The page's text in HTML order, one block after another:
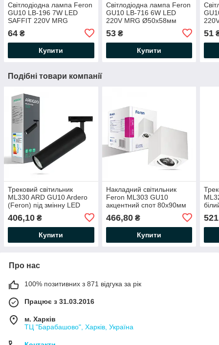
Світлодіодна лампа Feron
GU10 LB-196 7W LED
SAFFIT 220V MRG
Ø50х56мм 2700K / 4000K /
6400K матова 620Lm
64 ₴
Купити
Світлодіодна лампа Feron
GU10 LB-716 6W LED
220V MRG Ø50х58мм
матова 500Lm
53₴
Купити
51
Подібні товари компанії
Трековий світильник
ML330 ARD GU10 Ardero
(Feron) під змінну LED
IP20 чорний
406,10 ₴
Купити
Накладний світильник
Feron ML303 GU10
акцентний спот 80х90мм
прямокутний білий
466,80₴
Купити
521
Про нас
100% позитивних з 871 відгука за рік
Працює з 31.03.2016
м. Харків
ТЦ "Барабашово", Харків, Україна